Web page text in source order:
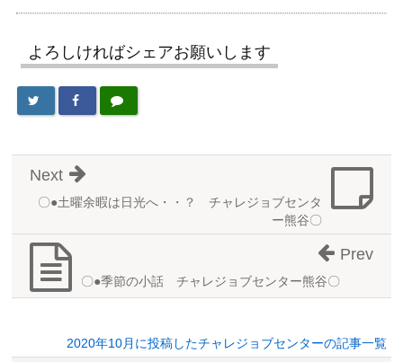
よろしければシェアお願いします
〇●土曜余暇は日光へ・・？ チャレジョブセンタ
ー熊谷〇
Next
〇●季節の小話 チャレジョブセンター熊谷〇
Prev
2020年10月に投稿したチャレジョブセンターの記事一覧